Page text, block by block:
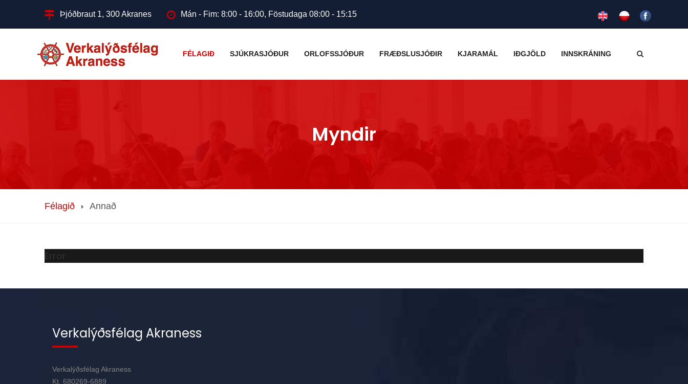
Þjóðbraut 1, 300 Akranes Mán - Fim: 8:00 - 16:00, Föstudaga 08:00 - 15:15
FÉLAGIÐ SJÚKRASJÓÐUR ORLOFSSJÓÐUR FRÆÐSLUSJÓÐIR KJARAMÁL IÐGJÖLD INNSKRÁNING
Myndir
Félagið Annað
Error
Verkalýðsfélag Akraness
Verkalýðsfélag Akraness
Kt. 680269-6889